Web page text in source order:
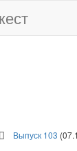
Выпуск 103